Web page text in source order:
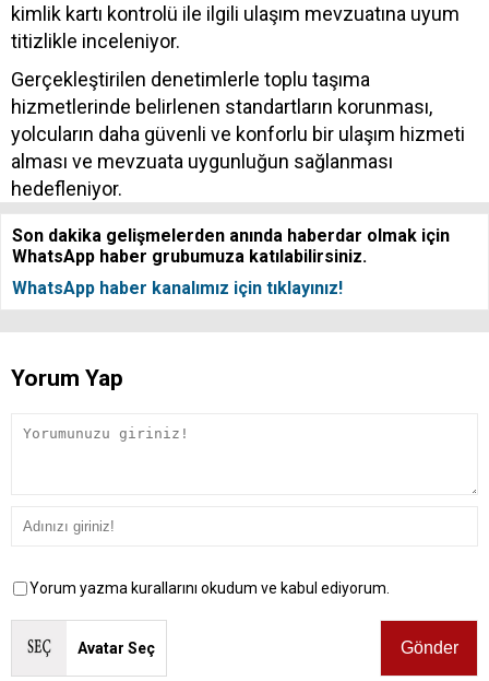
kimlik kartı kontrolü ile ilgili ulaşım mevzuatına uyum
titizlikle inceleniyor.
Gerçekleştirilen denetimlerle toplu taşıma
hizmetlerinde belirlenen standartların korunması,
yolcuların daha güvenli ve konforlu bir ulaşım hizmeti
alması ve mevzuata uygunluğun sağlanması
hedefleniyor.
Son dakika gelişmelerden anında haberdar olmak için
WhatsApp haber grubumuza katılabilirsiniz.
WhatsApp haber kanalımız için tıklayınız!
Yorum Yap
Yorum yazma kurallarını okudum ve kabul ediyorum.
Avatar Seç